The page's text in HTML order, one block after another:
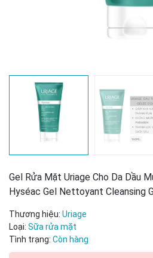
Gel Rửa Mặt Uriage Cho Da Dầu
Hyséac Gel Nettoyant Cleansing
Thương hiệu: Uriage
Loại: Sữa rửa mặt
Tình trạng: Còn hàng
Mã giảm giá:
Ngày hết hạn: